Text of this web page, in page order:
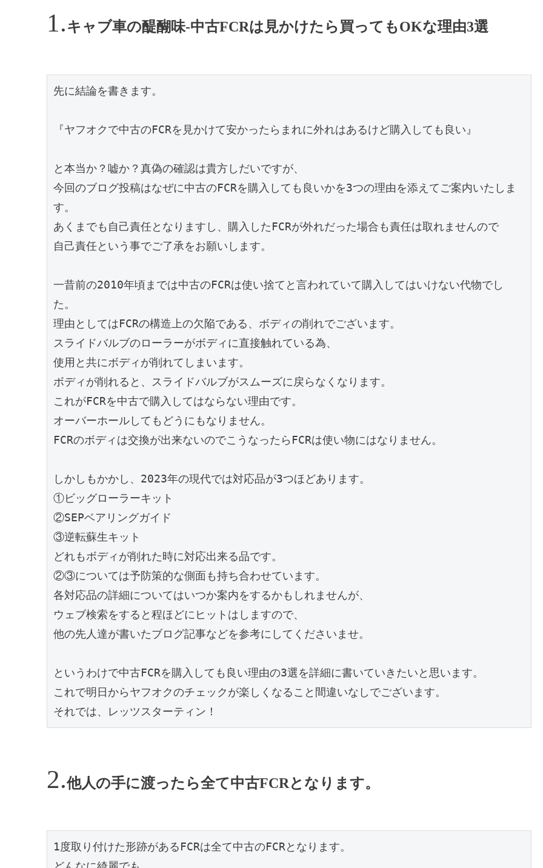
キャブ車の醍醐味-中古FCRは見かけたら買ってもOKな理由3選
先に結論を書きます。
『ヤフオクで中古のFCRを見かけて安かったらまれに外れはあるけど購入しても良い』
と本当か？嘘か？真偽の確認は貴方しだいですが、
今回のブログ投稿はなぜに中古のFCRを購入しても良いかを3つの理由を添えてご案内いたしま
す。
あくまでも自己責任となりますし、購入したFCRが外れだった場合も責任は取れませんので
自己責任という事でご了承をお願いします。
一昔前の2010年頃までは中古のFCRは使い捨てと言われていて購入してはいけない代物でし
た。
理由としてはFCRの構造上の欠陥である、ボディの削れでございます。
スライドバルブのローラーがボディに直接触れている為、
使用と共にボディが削れてしまいます。
ボディが削れると、スライドバルブがスムーズに戻らなくなります。
これがFCRを中古で購入してはならない理由です。
オーバーホールしてもどうにもなりません。
FCRのボディは交換が出来ないのでこうなったらFCRは使い物にはなりません。
しかしもかかし、2023年の現代では対応品が3つほどあります。
①ビッグローラーキット
②SEPベアリングガイド
③逆転蘇生キット
どれもボディが削れた時に対応出来る品です。
②③については予防策的な側面も持ち合わせています。
各対応品の詳細についてはいつか案内をするかもしれませんが、
ウェブ検索をすると程ほどにヒットはしますので、
他の先人達が書いたブログ記事などを参考にしてくださいませ。
というわけで中古FCRを購入しても良い理由の3選を詳細に書いていきたいと思います。
これで明日からヤフオクのチェックが楽しくなること間違いなしでございます。
それでは、レッツスターティン！
他人の手に渡ったら全て中古FCRとなります。
1度取り付けた形跡があるFCRは全て中古のFCRとなります。